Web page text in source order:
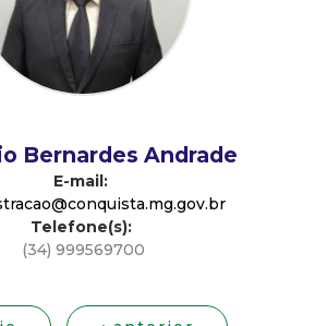
Bernardes Andrade
E-mail:
Telefone(s):
(34) 999569700